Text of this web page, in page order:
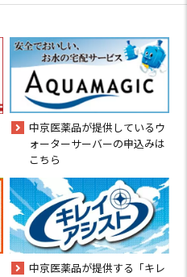
中京医薬品が提供しているウ
ォーターサーバーの申込みは
こちら
中京医薬品が提供する「キレ